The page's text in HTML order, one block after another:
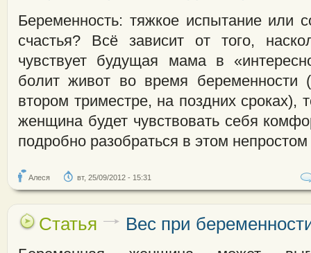
Беременность: тяжкое испытание или
счастья? Всё зависит от того,
чувствует будущая мама в
болит живот во время беременности
втором триместре, на поздних сроках),
женщина будет чувствовать себя
подробно разобраться в этом
Алеся вт, 25/09/2012 - 15:31
Статья Вес при